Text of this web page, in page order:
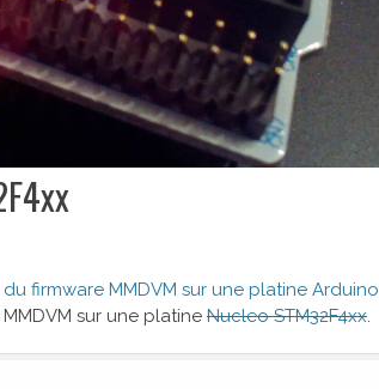
firmware MMDVM sur une platine Arduino
sur une platine Nucleo STM32F4xx.